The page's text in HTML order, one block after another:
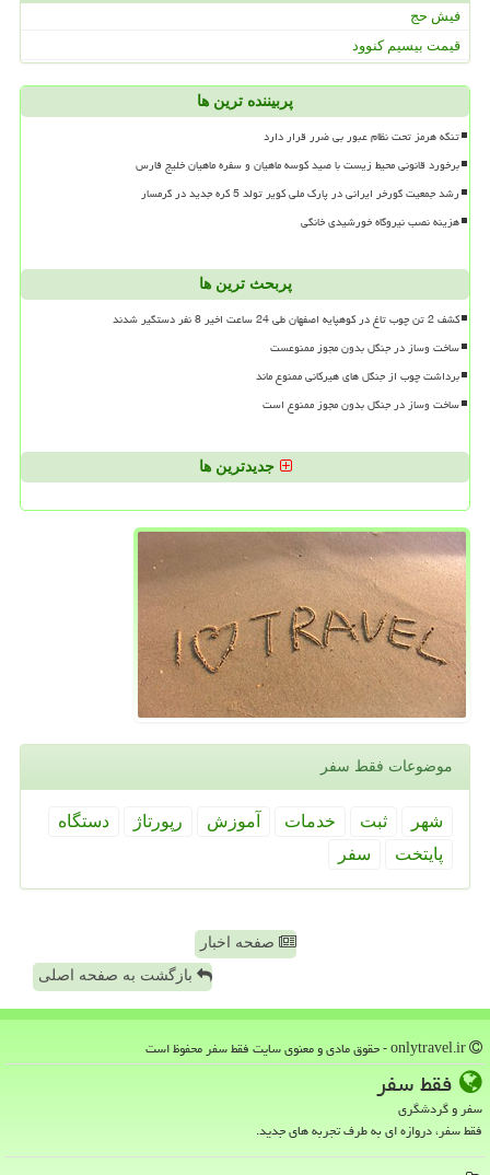
فیش حج
قیمت بیسیم کنوود
پربیننده ترین ها
تنگه هرمز تحت نظام عبور بی ضرر قرار دارد
برخورد قانونی محیط زیست با صید کوسه ماهیان و سفره ماهیان خلیج فارس
رشد جمعیت گورخر ایرانی در پارک ملی کویر تولد 5 کره جدید در گرمسار
هزینه نصب نیروگاه خورشیدی خانگی
پربحث ترین ها
کشف 2 تن چوب تاغ در کوهپایه اصفهان طی 24 ساعت اخیر 8 نفر دستگیر شدند
ساخت وساز در جنگل بدون مجوز ممنوعست
برداشت چوب از جنگل های هیرکانی ممنوع ماند
ساخت وساز در جنگل بدون مجوز ممنوع است
جدیدترین ها
موضوعات فقط سفر
شهر ثبت خدمات آموزش رپورتاژ
دستگاه
پایتخت
سفر
صفحه اخبار
بازگشت به صفحه اصلی
فقط سفر
سفر و گردشگری
فقط سفر، دروازه ای به طرف تجربه های جدید.